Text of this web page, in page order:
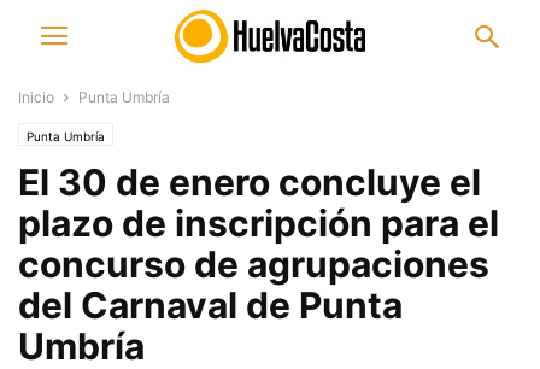
Inicio Punta Umbría
Punta Umbría
El 30 de enero concluye el
plazo de inscripción para el
concurso de agrupaciones
del Carnaval de Punta
Umbría